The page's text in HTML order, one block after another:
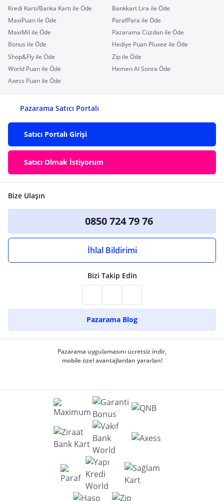
Kredi Kartı/Banka Kartı ile Öde
Bankkart Lira ile Öde
MaxiPuan ile Öde
ParafPara ile Öde
MaxiMil ile Öde
Pazarama Cüzdan ile Öde
Bonus ile Öde
Hediye Puan Pluxee ile Öde
Shop&Fly ile Öde
Zip ile Öde
World Puan ile Öde
Hemen Al Sonra Öde
Axess Puan ile Öde
Pazarama Satıcı Portalı
Satıcı Portalı Girişi
Satıcı Olmak İstiyorum
Bize Ulaşın
0850 724 79 76
İhlal Bildirimi
Bizi Takip Edin
Pazarama Blog
Pazarama uygulamasını ücretsiz indir,
mobile özel avantajlardan yararlan!